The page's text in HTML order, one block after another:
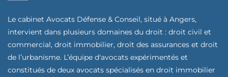
Le cabinet Avocats Défense & Conseil, situé à Angers,
intervient dans plusieurs domaines du droit : droit civil et
commercial, droit immobilier, droit des assurances et droit
de l’urbanisme. L’équipe d'avocats expérimentés et
constitués de deux avocats spécialisés en droit immobilier